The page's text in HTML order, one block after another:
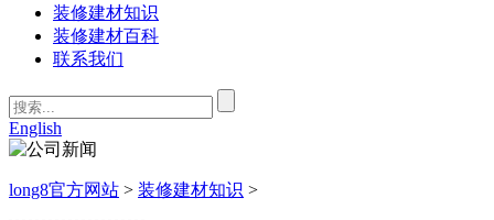
装修建材知识
装修建材百科
联系我们
English
long8官方网站 > 装修建材知识 >